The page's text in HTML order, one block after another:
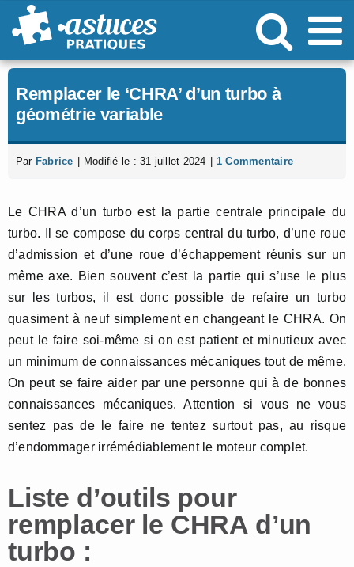
Passer
au
Remplacer le ‘CHRA’ d’un turbo à
géométrie variable
Par Fabrice Modifié le : 31 juillet 2024 1 Commentaire
Le CHRA d’un turbo est la partie centrale principale du
turbo. Il se compose du corps central du turbo, d’une roue
d’admission et d’une roue d’échappement réunis sur un
même axe. Bien souvent c’est la partie qui s’use le plus
sur les turbos, il est donc possible de refaire un turbo
quasiment à neuf simplement en changeant le CHRA. On
peut le faire soi-même si on est patient et minutieux avec
un minimum de connaissances mécaniques tout de même.
On peut se faire aider par une personne qui à de bonnes
connaissances mécaniques. Attention si vous ne vous
sentez pas de le faire ne tentez surtout pas, au risque
d’endommager irrémédiablement le moteur complet.
Liste d’outils pour
remplacer le CHRA d’un
turbo :